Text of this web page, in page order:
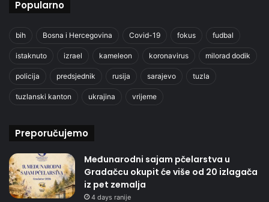
Popularno
bih Bosna i Hercegovina Covid-19 fokus fudbal
istaknuto izrael kameleon koronavirus milorad dodik
policija predsjednik rusija sarajevo tuzla
tuzlanski kanton ukrajina vrijeme
Preporučujemo
Međunarodni sajam pčelarstva u
Gradačcu okupit će više od 20 izlagača
iz pet zemalja
4 days ranije